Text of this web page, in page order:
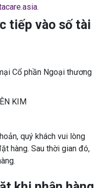
.
tiếp vào số tài
Cổ phần Ngoại thương
KIM
quý khách vui lòng
hàng. Sau thời gian đó,